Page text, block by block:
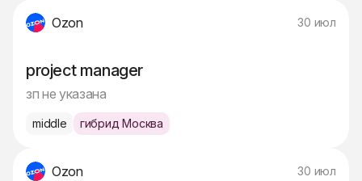
Ozon 30 июл
project manager
зп не указана
middle гибрид Москва
Ozon 30 июл